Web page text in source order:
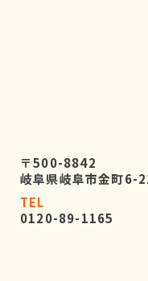
〒500-8842
岐阜県岐阜市金町6-
TEL
0120-89-1165